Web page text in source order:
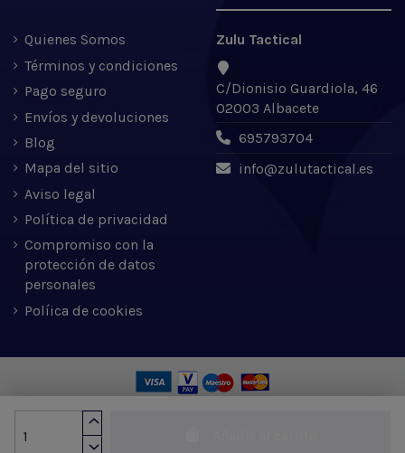
Quienes Somos
Términos y condiciones
Pago seguro
Envíos y devoluciones
Blog
Mapa del sitio
Aviso legal
Política de privacidad
Compromiso con la
protección de datos
personales
Políica de cookies
Zulu Tactical
C/Dionisio Guardiola, 46
02003 Albacete
695793704
info@zulutactical.es
Zulu Tactical S.L. © 2022 | Desarrollado por Expertic